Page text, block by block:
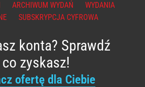
ARCHIWUM WYDAŃ
WYDANIA
SUBSKRYPCJA CYFROWA
konta? Sprawdź
co zyskasz!
ofertę dla Ciebie